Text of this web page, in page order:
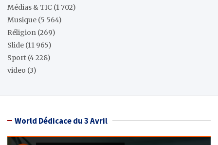
Médias & TIC (1 702)
Musique (5 564)
Réligion (269)
Slide (11 965)
Sport (4 228)
video (3)
World Dédicace du 3 Avril